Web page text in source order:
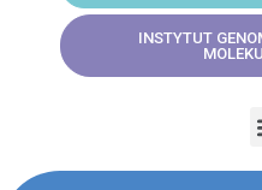
INSTYTUT